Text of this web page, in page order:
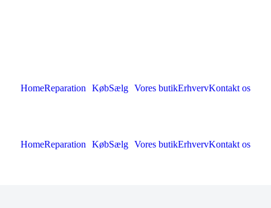
HomeReparation KøbSælg Vores butikErhvervKontakt os
HomeReparation KøbSælg Vores butikErhvervKontakt os